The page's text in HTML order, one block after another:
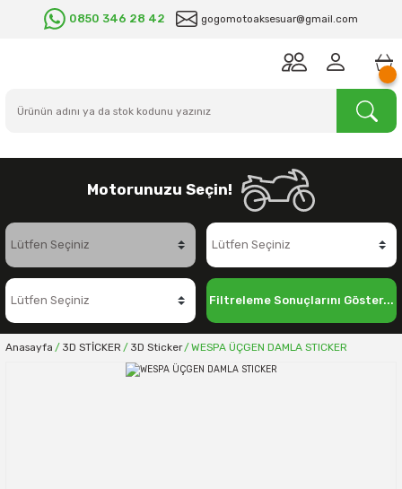
0850 346 28 42 gogomotoaksesuar@gmail.com
Motorunuzu Seçin!
Filtreleme Sonuçlarını Göster...
Anasayfa 3D STİCKER 3D Sticker WESPA ÜÇGEN DAMLA STICKER